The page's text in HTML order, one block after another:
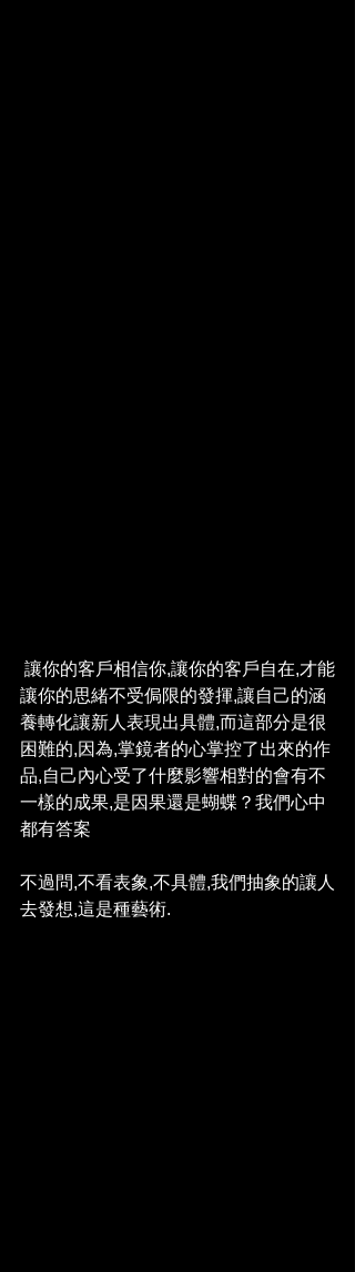
讓你的思緒不受侷限的發揮,讓自己的涵
養轉化讓新人表現出具體,而這部分是很
困難的,因為,掌鏡者的心掌控了出來的作
品,自己內心受了什麼影響相對的會有不
一樣的成果,是因果還是蝴蝶？我們心中
都有答案
不過問,不看表象,不具體,我們抽象的讓人
去發想,這是種藝術.